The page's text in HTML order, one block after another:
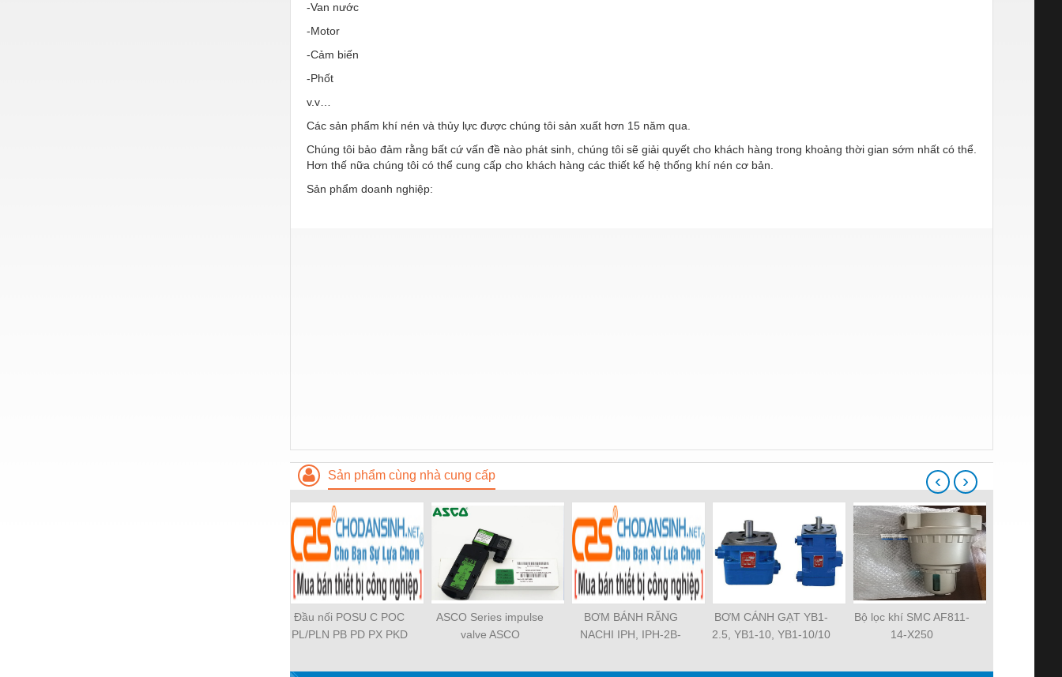
-Van nước
-Motor
-Cảm biến
-Phốt
v.v…
Các sản phẩm khí nén và thủy lực được chúng tôi sản xuất hơn 15 năm qua.
Chúng tôi bảo đảm rằng bất cứ vấn đề nào phát sinh, chúng tôi sẽ giải quyết cho khách hàng trong khoảng thời gian sớm nhất có thể.
Hơn thế nữa chúng tôi có thể cung cấp cho khách hàng các thiết kế hệ thống khí nén cơ bản.
Sản phẩm doanh nghiệp:
Sản phẩm cùng nhà cung cấp
Đầu nối POSU C POC
PL/PLN PB PD PX PKD
PLF PMF PTL SL SS
ASCO Series impulse
valve ASCO
SCG353A044 ASCO
BƠM BÁNH RĂNG
NACHI IPH, IPH-2B-
IPH-2A-5-11, IPH-5A-
BƠM CÁNH GẠT YB1-
2.5, YB1-10, YB1-10/10
100/16 YB1-40/40,
Bộ lọc khí SMC AF811-
14-X250
‹ ›